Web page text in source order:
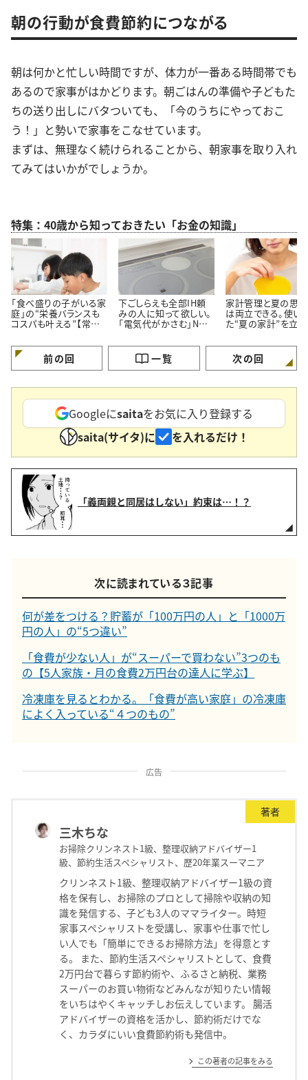
朝の行動が食費節約につながる
朝は何かと忙しい時間ですが、体力が一番ある時間帯でも
あるので家事がはかどります。朝ごはんの準備や子どもた
ちの送り出しにバタついても、「今のうちにやっておこ
う！」と勢いで家事をこなせています。
まずは、無理なく続けられることから、朝家事を取り入れ
てみてはいかがでしょうか。
特集：40歳から知っておきたい「お金の知識」
「食べ盛りの子がいる家
庭」の“栄養バランスも
コスパも叶える”【常備
下ごしらえも全部IH頼
みの人に知って欲しい。
「電気代がかさむ」NG
家計管理と夏の思
は両立できる。使い
た“夏の家計”を立
前の回 一覧 次の回
Googleにsaitaをお気に入り登録する
saita(サイタ)に
を入れるだけ！
「義両親と同居はしない」約束は…！？
次に読まれている３記事
何が差をつける？貯蓄が「100万円の人」と「1000万
円の人」の“5つ違い”
「食費が少ない人」が“スーパーで買わない”3つのも
の【5人家族・月の食費2万円台の達人に学ぶ】
冷凍庫を見るとわかる。「食費が高い家庭」の冷凍庫
によく入っている“４つのもの”
広告
著者
三木ちな
お掃除クリンネスト1級、整理収納アドバイザー1
級、節約生活スペシャリスト、歴20年業スーマニア
クリンネスト1級、整理収納アドバイザー1級の資
格を保有し、お掃除のプロとして掃除や収納の知
識を発信する、子ども3人のママライター。時短
家事スペシャリストを受講し、家事や仕事で忙し
い人でも「簡単にできるお掃除方法」を得意とす
る。 また、節約生活スペシャリストとして、食費
2万円台で暮らす節約術や、ふるさと納税、業務
スーパーのお買い物術などみんなが知りたい情報
をいちはやくキャッチしお伝えしています。 腸活
アドバイザーの資格を活かし、節約術だけでな
く、カラダにいい食費節約術も発信中。
この著者の記事をみる